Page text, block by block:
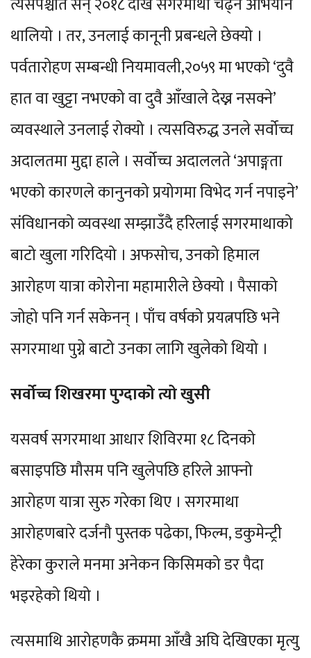
थालियो । तर, उनलाई कानूनी प्रबन्धले छेक्यो ।
पर्वतारोहण सम्बन्धी नियमावली,२०५९ मा भएको ‘दुवै
हात वा खुट्टा नभएको वा दुवै आँखाले देख्न नसक्ने’
व्यवस्थाले उनलाई रोक्यो । त्यसविरुद्ध उनले सर्वोच्च
अदालतमा मुद्दा हाले । सर्वोच्च अदाललते ‘अपाङ्गता
भएको कारणले कानुनको प्रयोगमा विभेद गर्न नपाइने’
संविधानको व्यवस्था सम्झाउँदै हरिलाई सगरमाथाको
बाटो खुला गरिदियो । अफसोच, उनको हिमाल
आरोहण यात्रा कोरोना महामारीले छेक्यो । पैसाको
जोहो पनि गर्न सकेनन् । पाँच वर्षको प्रयत्नपछि भने
सगरमाथा पुग्ने बाटो उनका लागि खुलेको थियो ।
सर्वोच्च शिखरमा पुग्दाको त्यो खुसी
यसवर्ष सगरमाथा आधार शिविरमा १८ दिनको
बसाइपछि मौसम पनि खुलेपछि हरिले आफ्नो
आरोहण यात्रा सुरु गरेका थिए । सगरमाथा
आरोहणबारे दर्जनौ पुस्तक पढेका, फिल्म, डकुमेन्ट्री
हेरेका कुराले मनमा अनेकन किसिमको डर पैदा
भइरहेको थियो ।
त्यसमाथि आरोहणकै क्रममा आँखै अघि देखिएका मृत्यु